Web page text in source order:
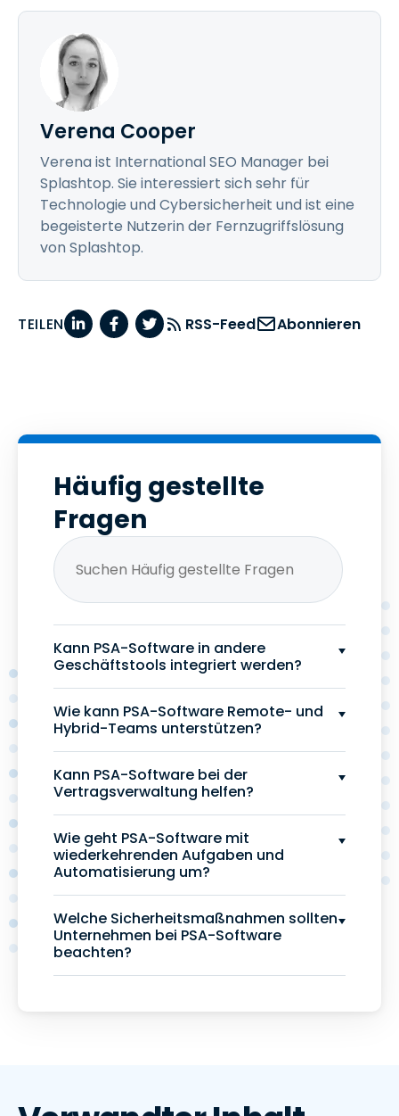
Verena Cooper
Verena ist International SEO Manager bei
Splashtop. Sie interessiert sich sehr für
Technologie und Cybersicherheit und ist eine
begeisterte Nutzerin der Fernzugriffslösung
von Splashtop.
TEILEN RSS-Feed Abonnieren
Häufig gestellte
Fragen
Kann PSA-Software in andere
Geschäftstools integriert werden?
Wie kann PSA-Software Remote- und
Hybrid-Teams unterstützen?
Kann PSA-Software bei der
Vertragsverwaltung helfen?
Wie geht PSA-Software mit
wiederkehrenden Aufgaben und
Automatisierung um?
Welche Sicherheitsmaßnahmen sollten
Unternehmen bei PSA-Software
beachten?